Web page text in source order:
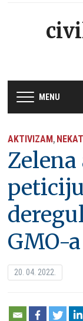
MENU
AKTIVIZAM,
GMO-a
20. 04. 2022.